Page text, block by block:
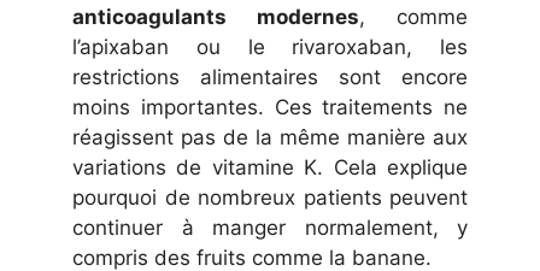
anticoagulants modernes, comme
l’apixaban ou le rivaroxaban, les
restrictions alimentaires sont encore
moins importantes. Ces traitements ne
réagissent pas de la même manière aux
variations de vitamine K. Cela explique
pourquoi de nombreux patients peuvent
continuer à manger normalement, y
compris des fruits comme la banane.